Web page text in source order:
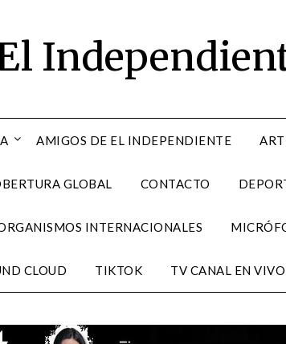
AMIGOS DE EL INDEPENDIENTE
GLOBAL CONTACTO
INTERNACIONALES
CLOUD TIKTOK TV CANAL EN VIVO